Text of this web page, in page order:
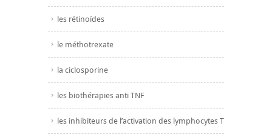
les rétinoïdes
le méthotrexate
la ciclosporine
les biothérapies anti TNF
les inhibiteurs de l’activation des lymphocytes T